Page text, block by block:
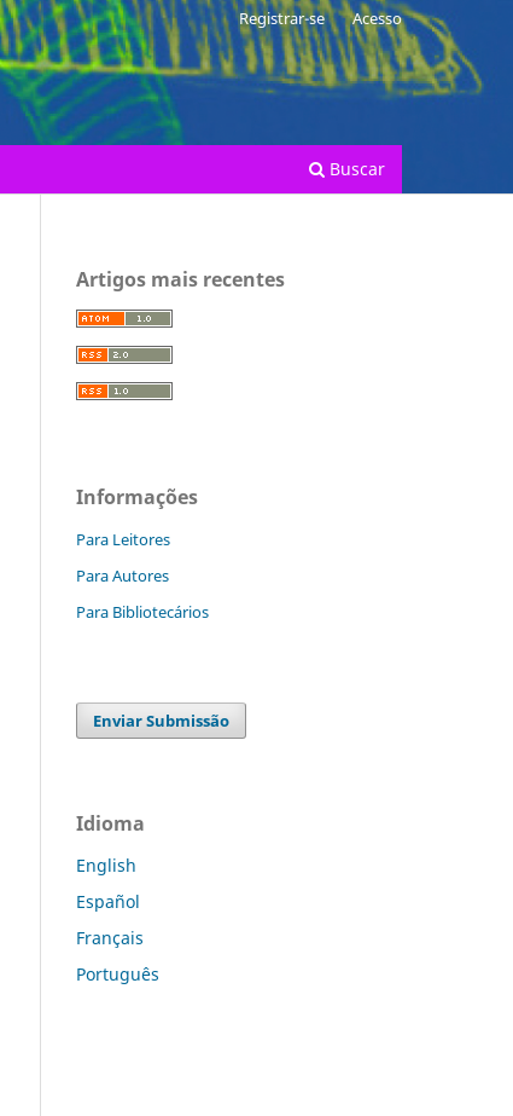
Buscar
Registrar-se Acesso
Artigos mais recentes
Informações
Para Leitores
Para Autores
Para Bibliotecários
Enviar Submissão
Idioma
English
Español
Français
Português